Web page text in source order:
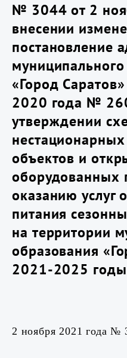
№ 3044 от 2
внесении
постановление
«Город
2020 года №
утверждении
объектов и
оборудованных
оказанию услуг
питания
на территории
образования
2021-2025
2 ноября 2021 года №